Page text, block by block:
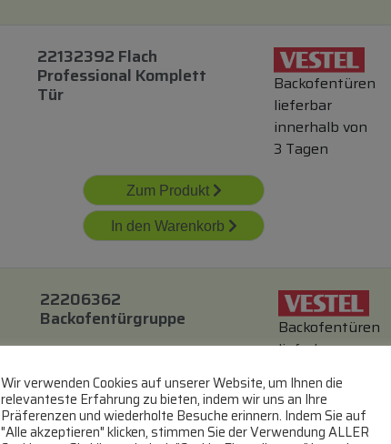
22132392 Flach
Professional Komplett
Tür
Backofentüren
lieferbar
innerhalb von
3 Tagen
Zum Produkt
In den Warenkorb
22206362
Backofentürgruppe
Backofentüren
lieferbar
3 Tagen
Zum Produkt
Wir verwenden Cookies auf unserer Website, um Ihnen die
relevanteste Erfahrung zu bieten, indem wir uns an Ihre
Präferenzen und wiederholte Besuche erinnern. Indem Sie auf
"Alle akzeptieren" klicken, stimmen Sie der Verwendung ALLER